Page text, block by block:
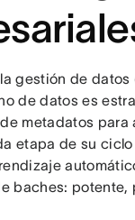
gestión de
de datos es
metadatos para
etapa de su
baches: potente,